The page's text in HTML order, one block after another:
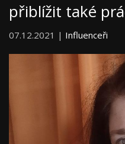
přiblížit také
07.12.2021 | Influenceři